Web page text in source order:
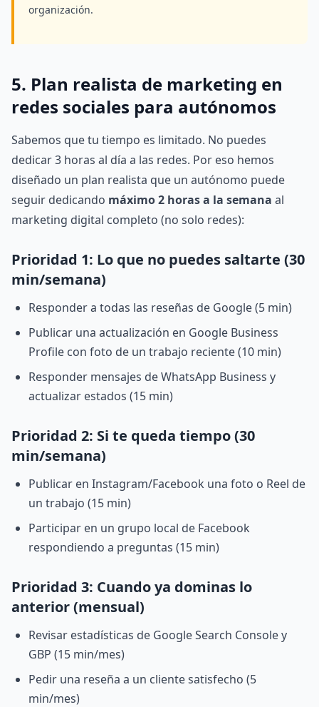
organización.
5. Plan realista de marketing en
redes sociales para autónomos
Sabemos que tu tiempo es limitado. No puedes
dedicar 3 horas al día a las redes. Por eso hemos
diseñado un plan realista que un autónomo puede
seguir dedicando máximo 2 horas a la semana al
marketing digital completo (no solo redes):
Prioridad 1: Lo que no puedes saltarte (30
min/semana)
Responder a todas las reseñas de Google (5 min)
Publicar una actualización en Google Business
Profile con foto de un trabajo reciente (10 min)
Responder mensajes de WhatsApp Business y
actualizar estados (15 min)
Prioridad 2: Si te queda tiempo (30
min/semana)
Publicar en Instagram/Facebook una foto o Reel de
un trabajo (15 min)
Participar en un grupo local de Facebook
respondiendo a preguntas (15 min)
Prioridad 3: Cuando ya dominas lo
anterior (mensual)
Revisar estadísticas de Google Search Console y
GBP (15 min/mes)
Pedir una reseña a un cliente satisfecho (5
min/mes)